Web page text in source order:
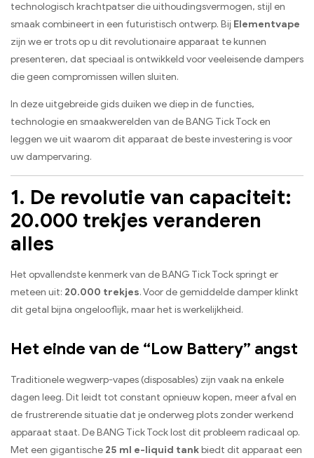
technologisch krachtpatser die uithoudingsvermogen, stijl en
smaak combineert in een futuristisch ontwerp. Bij Elementvape
zijn we er trots op u dit revolutionaire apparaat te kunnen
presenteren, dat speciaal is ontwikkeld voor veeleisende dampers
die geen compromissen willen sluiten.
In deze uitgebreide gids duiken we diep in de functies,
technologie en smaakwerelden van de BANG Tick Tock en
leggen we uit waarom dit apparaat de beste investering is voor
uw dampervaring.
1. De revolutie van capaciteit:
20.000 trekjes veranderen
alles
Het opvallendste kenmerk van de BANG Tick Tock springt er
meteen uit: 20.000 trekjes. Voor de gemiddelde damper klinkt
dit getal bijna ongelooflijk, maar het is werkelijkheid.
Het einde van de “Low Battery” angst
Traditionele wegwerp-vapes (disposables) zijn vaak na enkele
dagen leeg. Dit leidt tot constant opnieuw kopen, meer afval en
de frustrerende situatie dat je onderweg plots zonder werkend
apparaat staat. De BANG Tick Tock lost dit probleem radicaal op.
Met een gigantische 25 ml e-liquid tankbiedt dit apparaat een